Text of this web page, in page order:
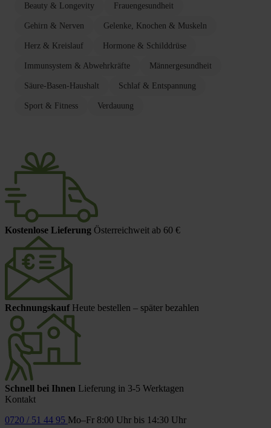
Beauty & Longevity Frauengesundheit
Gehirn & Nerven Gelenke, Knochen & Muskeln
Herz & Kreislauf Hormone & Schilddrüse
Immunsystem & Abwehrkräfte Männergesundheit
Säure-Basen-Haushalt Schlaf & Entspannung
Sport & Fitness Verdauung
Kostenlose Lieferung Österreichweit ab 60 €
Rechnungskauf Heute bestellen – später bezahlen
Schnell bei Ihnen Lieferung in 3-5 Werktagen
Kontakt
0720 / 51 44 95 Mo–Fr 8:00 Uhr bis 14:30 Uhr